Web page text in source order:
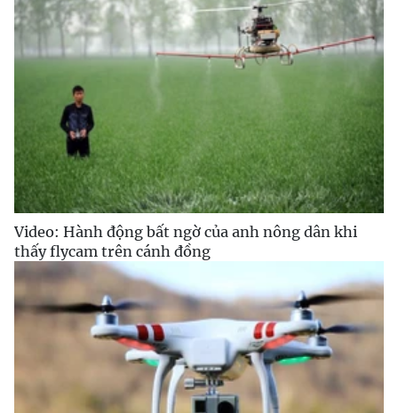
Video: Hành động bất ngờ của anh nông dân khi
thấy flycam trên cánh đồng